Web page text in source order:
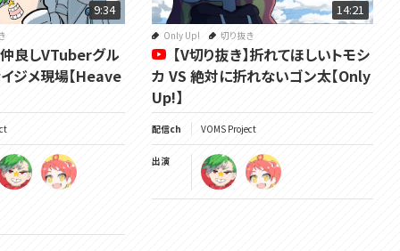
9:34
仲良しVTuberグル
ジメ現場【Heave
14:21
Only Up! 切り抜き
【V切り抜き】折れてほしいトモシ
カ VS 絶対に折れないゴン太【Only
Up!】
配信ch VOMS Project
出演